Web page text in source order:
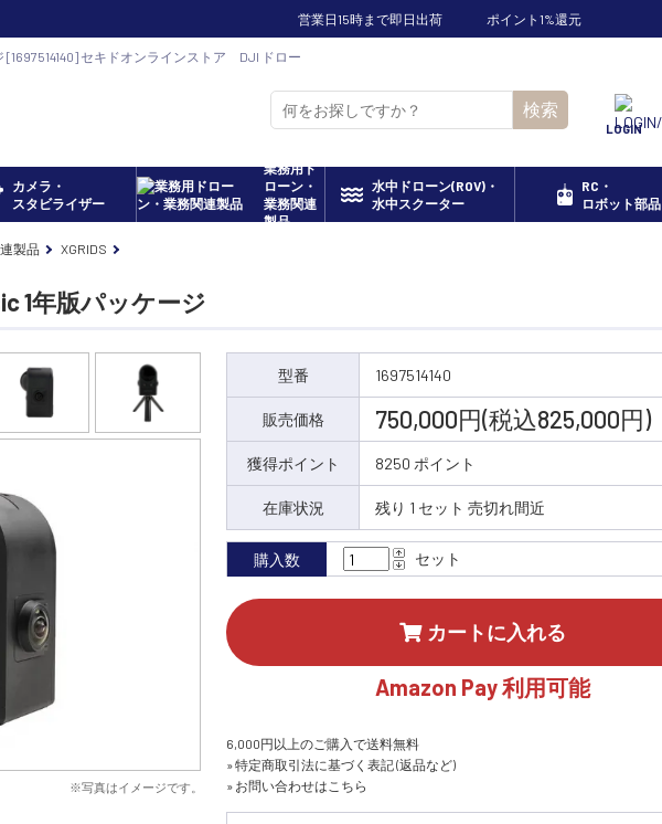
営業日15時まで即日出荷 ポイント1%還元
[1697514140] セキドオンラインストア DJI ドロー
検索
LOGIN
カメラ・
スタビライザー
業務用ド
ローン・
業務関連
製品
水中ドローン(ROV)・
水中スクーター
RC・
ロボット部品
製品 XGRIDS
1年版パッケージ
※写真はイメージです。
型番 1697514140
販売価格 750,000円(税込825,000円)
獲得ポイント 8250 ポイント
在庫状況 残り 1 セット 売切れ間近
購入数 セット
カートに入れる
Amazon Pay 利用可能
6,000円以上のご購入で送料無料
» 特定商取引法に基づく表記 (返品など)
» お問い合わせはこちら